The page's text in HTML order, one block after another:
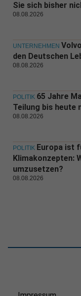
Sie sich bisher
08.08.2026
UNTERNEHMEN
den Deutschen
08.08.2026
POLITIK 65 Jahre
Teilung bis heute
08.08.2026
POLITIK Europa ist
Klimakonzepten:
umzusetzen?
08.08.2026